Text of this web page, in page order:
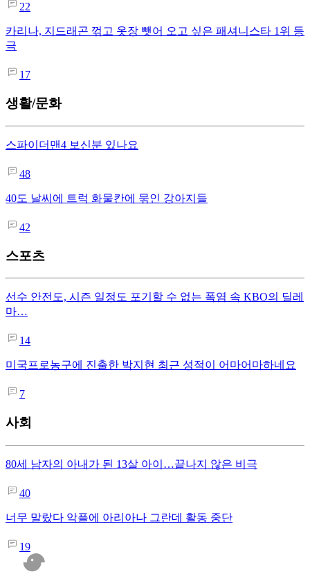
22
카리나, 지드래곤 꺾고 옷장 뺏어 오고 싶은 패셔니스타 1위 등
극
17
생활/문화
스파이더맨4 보신분 있나요
48
40도 날씨에 트럭 화물칸에 묶인 강아지들
42
스포츠
선수 안전도, 시즌 일정도 포기할 수 없는 폭염 속 KBO의 딜레
마…
14
미국프로농구에 진출한 박지현 최근 성적이 어마어마하네요
7
사회
80세 남자의 아내가 된 13살 아이…끝나지 않은 비극
40
너무 말랐다 악플에 아리아나 그란데 활동 중단
19